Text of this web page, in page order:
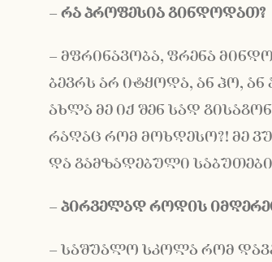
– რაპროფესიაგინდოდათ?
– მფრინავობა, ფრენა
ბევრს არ იტყოდა, ან ჰო,
ახლა მე იქ შენ სად
რაღაც რომ მოხდესო?! მე
და გამზადებული
– პირველადროდის
– საშუალო სკოლა რომ